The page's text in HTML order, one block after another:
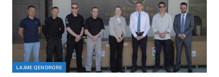
LAJME QENDRORE